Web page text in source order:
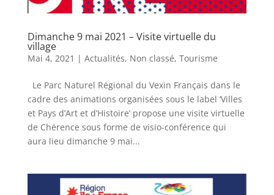
Dimanche 9 mai 2021 – Visite virtuelle du
village
Mai 4, 2021 | Actualités, Non classé, Tourisme
Le Parc Naturel Régional du Vexin Français dans le
cadre des animations organisées sous le label ‘Villes
et Pays d’Art et d’Histoire’ propose une visite virtuelle
de Chérence sous forme de visio-conférence qui
aura lieu dimanche 9 mai...